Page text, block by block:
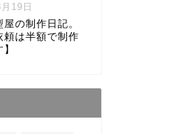
19日
屋の制作日記。
頼は半額で制作